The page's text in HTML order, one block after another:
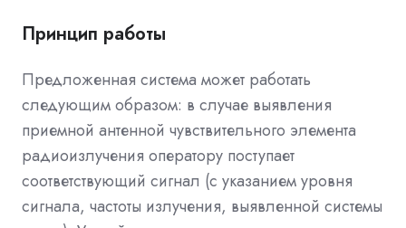
Принцип работы
Предложенная система может работать
следующим образом: в случае выявления
приемной антенной чувствительного элемента
радиоизлучения оператору поступает
соответствующий сигнал (с указанием уровня
сигнала, частоты излучения, выявленной системы